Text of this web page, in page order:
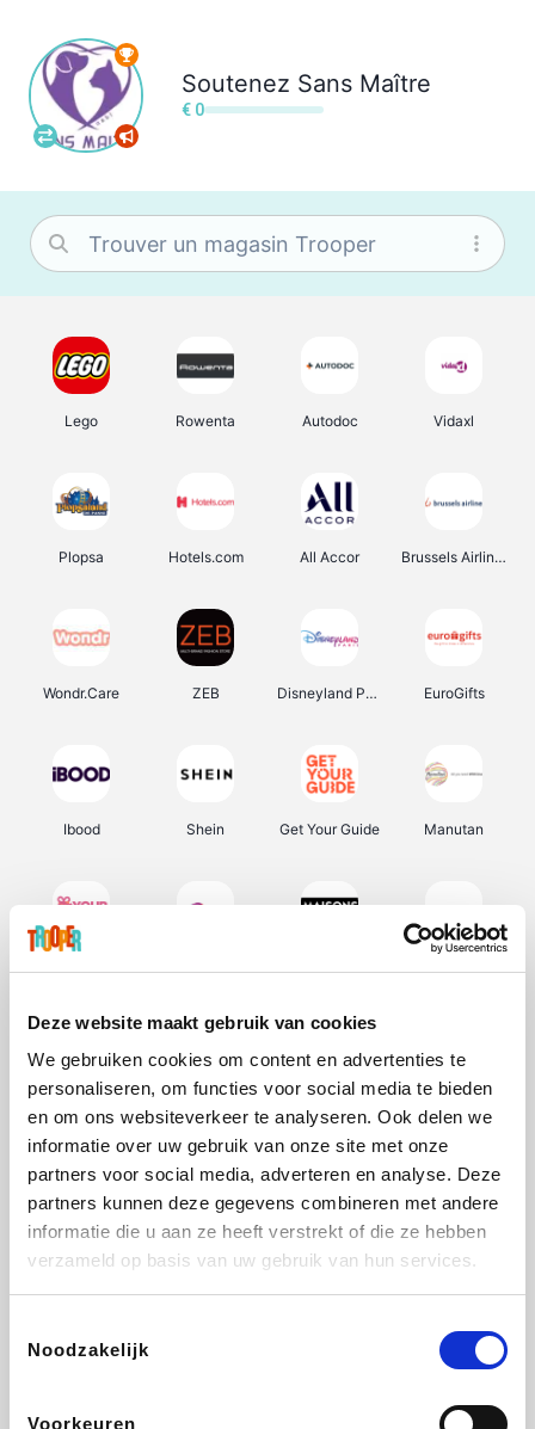
Deze website maakt gebruik van cookies
We gebruiken cookies om content en advertenties te
personaliseren, om functies voor social media te bieden
en om ons websiteverkeer te analyseren. Ook delen we
informatie over uw gebruik van onze site met onze
partners voor social media, adverteren en analyse. Deze
partners kunnen deze gegevens combineren met andere
informatie die u aan ze heeft verstrekt of die ze hebben
verzameld op basis van uw gebruik van hun services.
Noodzakelijk
Voorkeuren
Soutenez Sans Maître
€ 0
Lego Rowenta Autodoc Vidaxl
Plopsa Hotels.com All Accor Brussels Airlines
Wondr.Care ZEB Disneyland Paris EuroGifts
Ibood Shein Get Your Guide Manutan
Weekendesk Sarenza Schiesser Interhome
Lufthansa